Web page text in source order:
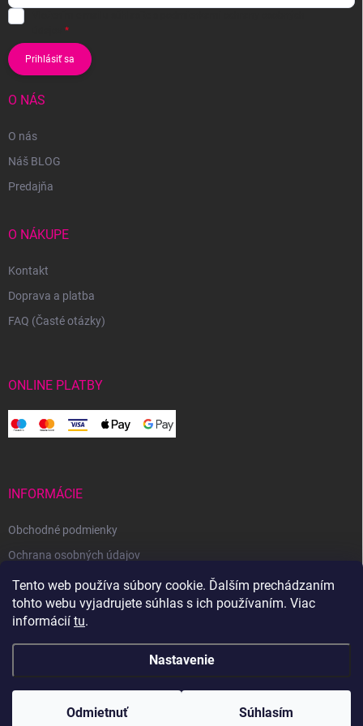
Tento web používa súbory cookie. Ďalším prechádzaním
tohto webu vyjadrujete súhlas s ich používaním. Viac
informácií tu.
Nastavenie
Odmietnuť Súhlasím
Prihlásiť sa
O NÁS
O nás
Náš BLOG
Predajňa
O NÁKUPE
Kontakt
Doprava a platba
FAQ (Časté otázky)
ONLINE PLATBY
INFORMÁCIE
Obchodné podmienky
Ochrana osobných údajov
Reklamačný poriadok
Odstúpenie od zmluvy
Copyright 2026 Svetoveklbka.sk . Všetky práva vyhradené.